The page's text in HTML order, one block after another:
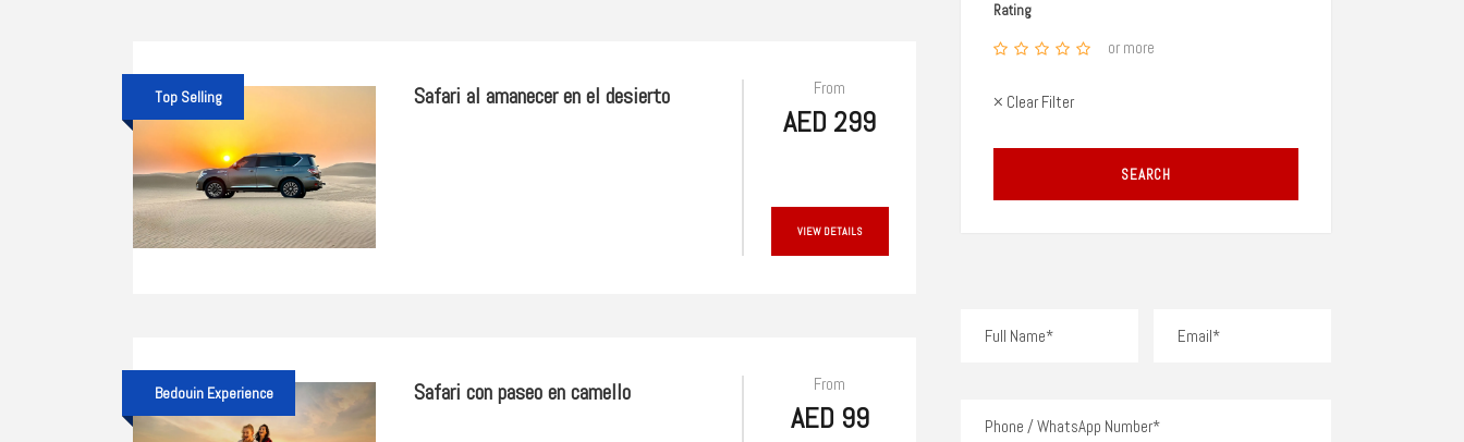
Top Selling Safari al amanecer en el desierto From
AED 299
VIEW DETAILS
Bedouin Experience Safari con paseo en camello From
AED 99
Rating
or more
× Clear Filter